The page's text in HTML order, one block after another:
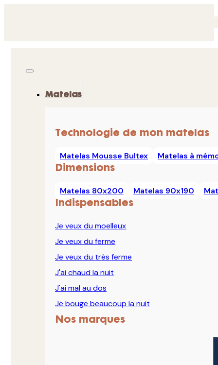
Matelas
Technologie de mon matelas
Matelas Mousse Bultex Matelas à
Dimensions
Matelas 80x200 Matelas 90x190
Indispensables
Je veux du moelleux
Je veux du ferme
Je veux du très ferme
J'ai chaud la nuit
J'ai mal au dos
Je bouge beaucoup la nuit
Nos marques